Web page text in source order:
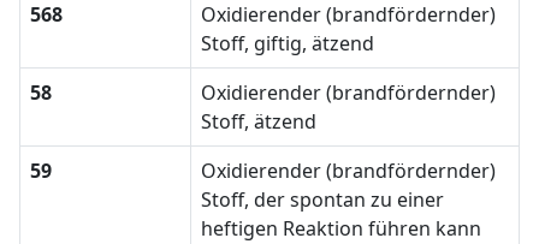
568
Oxidierender (brandfördernder)
Stoff, giftig, ätzend
58
Oxidierender (brandfördernder)
Stoff, ätzend
59
Oxidierender (brandfördernder)
Stoff, der spontan zu einer
heftigen Reaktion führen kann